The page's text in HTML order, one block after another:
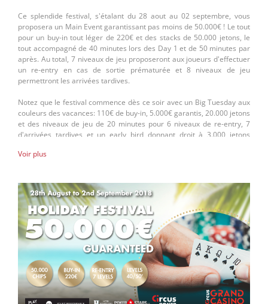
Ce splendide festival, s'étalant du 28 aout au 02 septembre, vous
proposera un Main Event garantissant pas moins de 50.000€ ! Le tout
pour un buy-in tout léger de 220€ et des stacks de 50.000 jetons, le
tout accompagné de 40 minutes lors des Day 1 et de 50 minutes par
après. Au total, 7 niveaux de jeu proposeront aux joueurs d'effectuer
un re-entry en cas de sortie prématurée et 8 niveaux de jeu
permettront les arrivées tardives.
Notez que le festival commence dès ce soir avec un Big Tuesday aux
couleurs des vacances: 110€ de buy-in, 5.000€ garantis, 20.000 jetons
et des niveaux de jeu de 20 minutes pour 6 niveaux de re-entry, 7
d'arrivées tardives et un early bird donnant droit à 3.000 jetons
roller à 550€ le 01/09 avec 30.000 jetons de départ, des blinds de 30
minutes et 10 niveaux de re-entry.
La semaine se terminera dimanche 02/09 avec un Sunday Special
garantissant 3.000€ pour une mise de départ d'à peine 60€ pour des
stacks de 20.000 jetons et des blinds de 20 minutes !
Croyez-nous sur parole: la semaine à venir sera d'enfer avec le
Grand Casino de Namur et le Holiday Festival !
Voir plus